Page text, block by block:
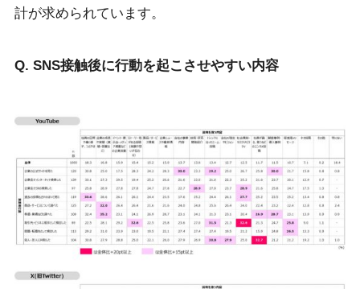
計が求められています。
Q. SNS接触後に⾏動を起こさせやすい内容